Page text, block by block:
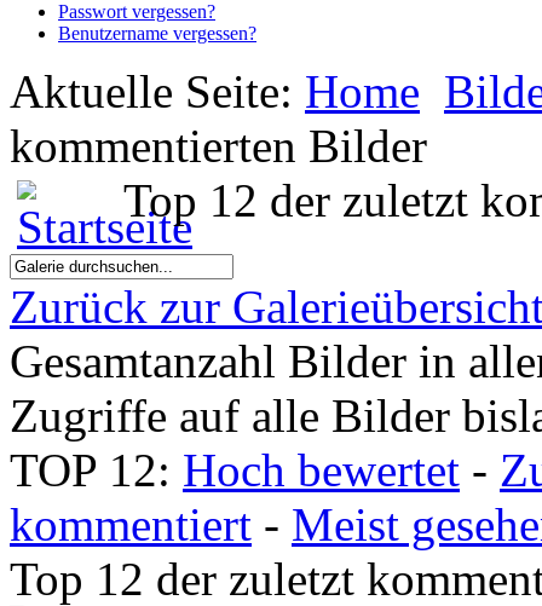
Passwort vergessen?
Benutzername vergessen?
Aktuelle Seite: Home
kommentierten Bilder
Top 12 der zuletzt
Zurück zur
Gesamtanzahl Bilder in
Zugriffe auf alle Bilder
TOP 12: Hoch bewertet -
kommentiert - Meist
Top 12 der zuletzt